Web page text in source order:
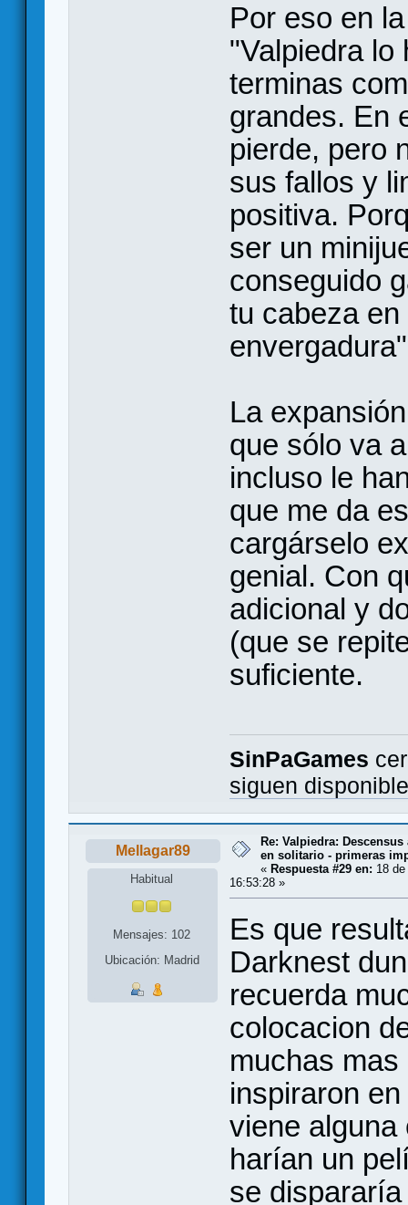
Por eso en
"Valpiedra lo
terminas
grandes. En
pierde, pero
sus fallos y
positiva.
ser un
conseguido
tu cabeza
La
que sólo va
incluso le
que me da
cargárselo
genial. Con
adicional y
(que se
suficiente.
SinPaGames
siguen
Mellagar89
Habitual
Mensajes: 102
Ubicación: Madrid
Re: Valpiedra: Descensus
en solitario - primeras
« Respuesta #29 en: 18
16:53:28 »
Es que
Darknest
recuerda
colocacion
muchas
inspiraron
viene
harían un
se